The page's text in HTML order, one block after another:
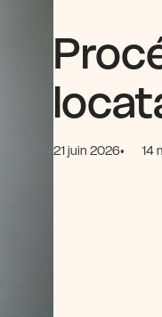
21 juin 2026 14